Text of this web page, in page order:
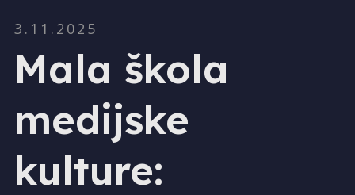
3.11.2025
Mala škola
medijske
kulture: